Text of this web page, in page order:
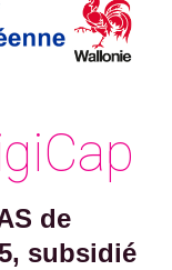
de
subsidié